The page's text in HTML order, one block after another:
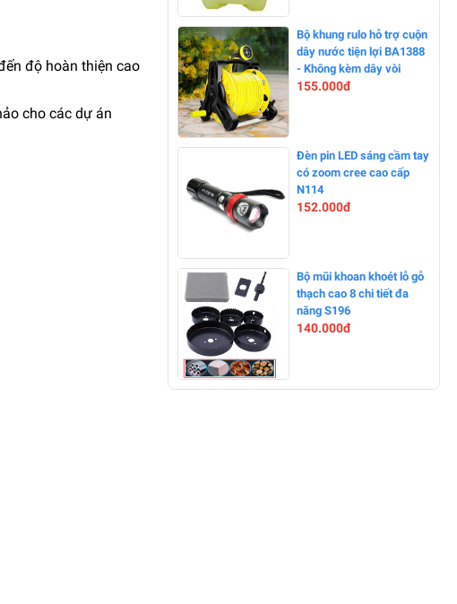
độ hoàn thiện cao
cho các dự án
-0%
-0%
Bộ khung rulo hỗ trợ cuộn
dây nước tiện lợi BA1388
- Không kèm dây vòi
155.000đ
-0%
Đèn pin LED sáng cầm tay
có zoom cree cao cấp
N114
152.000đ
-23%
Bộ mũi khoan khoét lỗ gỗ
thạch cao 8 chi tiết đa
năng S196
140.000đ